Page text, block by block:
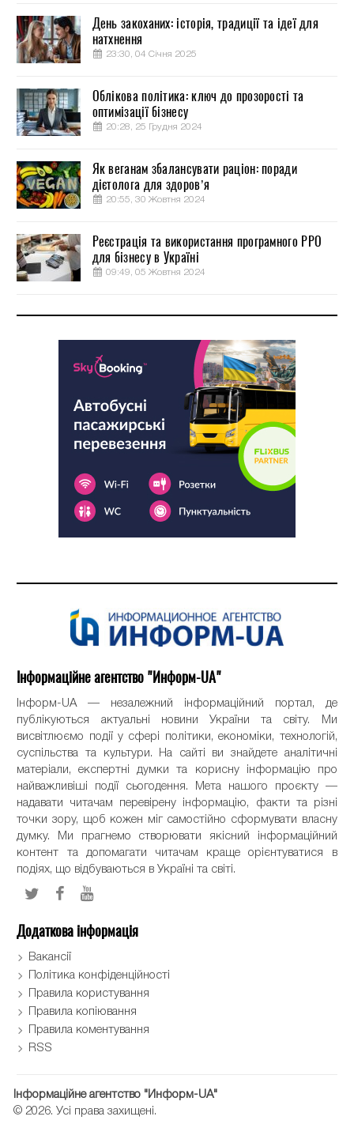
День закоханих: історія, традиції та ідеї для
натхнення
23:30, 04 Січня 2025
Облікова політика: ключ до прозорості та
оптимізації бізнесу
20:28, 25 Грудня 2024
Як веганам збалансувати раціон: поради
дієтолога для здоров’я
20:55, 30 Жовтня 2024
Реєстрація та використання програмного РРО
для бізнесу в Україні
09:49, 05 Жовтня 2024
Інформаційне агентство "Информ-UA"
Інформ-UA — незалежний інформаційний портал, де
публікуються актуальні новини України та світу. Ми
висвітлюємо події у сфері політики, економіки, технологій,
суспільства та культури. На сайті ви знайдете аналітичні
матеріали, експертні думки та корисну інформацію про
найважливіші події сьогодення. Мета нашого проєкту —
надавати читачам перевірену інформацію, факти та різні
точки зору, щоб кожен міг самостійно сформувати власну
думку. Ми прагнемо створювати якісний інформаційний
контент та допомагати читачам краще орієнтуватися в
подіях, що відбуваються в Україні та світі.
Додаткова інформація
Вакансії
Політика конфіденційності
Правила користування
Правила копіювання
Правила коментування
RSS
Інформаційне агентство "Информ-UA"
© 2026. Усі права захищені.